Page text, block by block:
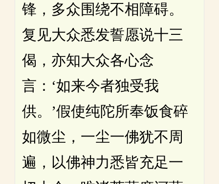
锋，多众围绕不相障碍。
复见大众悉发誓愿说十三
偈，亦知大众各心念
言：‘如来今者独受我
供。’假使纯陀所奉饭食碎
如微尘，一尘一佛犹不周
遍，以佛神力悉皆充足一